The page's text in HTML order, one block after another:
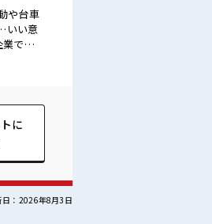
や台車
での
大90
◎実績
ま
に
日：2026年8月3日